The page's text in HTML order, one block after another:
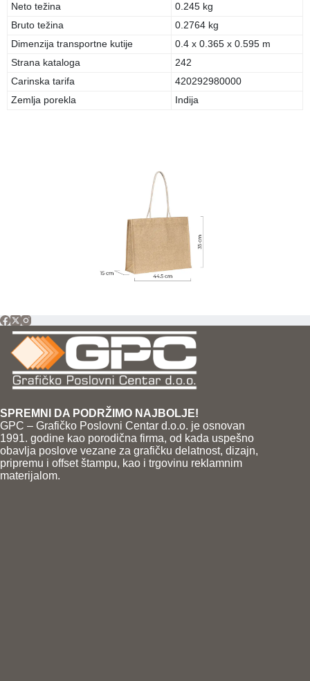
Neto težina
0.245 kg
Bruto težina
0.2764 kg
Dimenzija transportne kutije
0.4 x 0.365 x 0.595 m
Strana kataloga
242
Carinska tarifa
420292980000
Zemlja porekla
Indija
SPREMNI DA PODRŽIMO NAJBOLJE!
GPC – Grafičko Poslovni Centar d.o.o. je osnovan
1991. godine kao porodična firma, od kada uspešno
obavlja poslove vezane za grafičku delatnost, dizajn,
pripremu i offset štampu, kao i trgovinu reklamnim
materijalom.